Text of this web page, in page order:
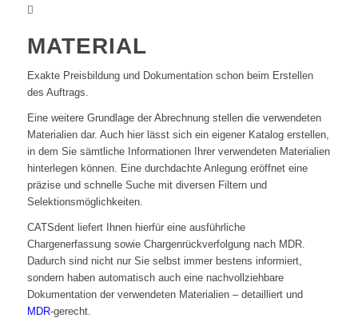
MATERIAL
Exakte Preisbildung und Dokumentation schon beim Erstellen
des Auftrags.
Eine weitere Grundlage der Abrechnung stellen die verwendeten
Materialien dar. Auch hier lässt sich ein eigener Katalog erstellen,
in dem Sie sämtliche Informationen Ihrer verwendeten Materialien
hinterlegen können. Eine durchdachte Anlegung eröffnet eine
präzise und schnelle Suche mit diversen Filtern und
Selektionsmöglichkeiten.
CATSdent liefert Ihnen hierfür eine ausführliche
Chargenerfassung sowie Chargenrückverfolgung nach MDR.
Dadurch sind nicht nur Sie selbst immer bestens informiert,
sondern haben automatisch auch eine nachvollziehbare
Dokumentation der verwendeten Materialien – detailliert und
MDR-gerecht.